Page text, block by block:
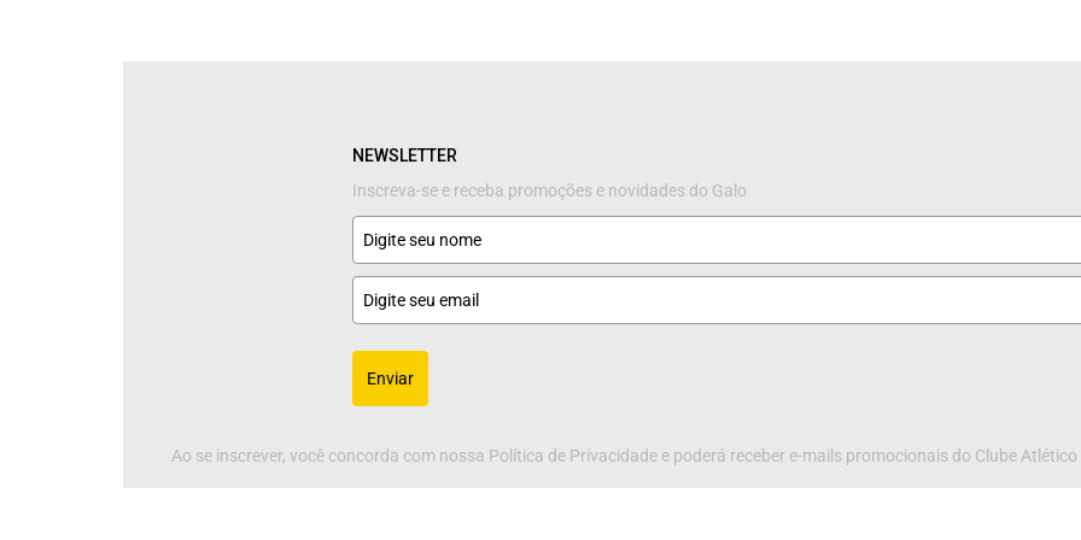
NEWSLETTER
Inscreva-se e receba promoções e novidades do Galo
Enviar
Ao se inscrever, você concorda com nossa Política de Privacidade e poderá receber e-mails promocionais do Clube Atlético